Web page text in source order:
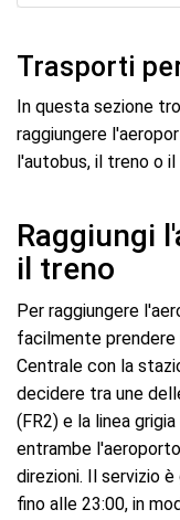
Trasporti
In questa sezione
raggiungere
l'autobus, il treno o
Raggiungi
il treno
Per raggiungere
facilmente
Centrale con la
decidere tra une
(FR2) e la linea
entrambe
direzioni. Il servizio
fino alle 23:00, in